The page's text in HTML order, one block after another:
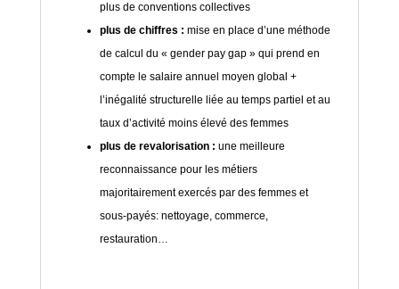
plus de conventions collectives
plus de chiffres : mise en place d’une méthode
de calcul du « gender pay gap » qui prend en
compte le salaire annuel moyen global +
l’inégalité structurelle liée au temps partiel et au
taux d’activité moins élevé des femmes
plus de revalorisation : une meilleure
reconnaissance pour les métiers
majoritairement exercés par des femmes et
sous-payés: nettoyage, commerce,
restauration…